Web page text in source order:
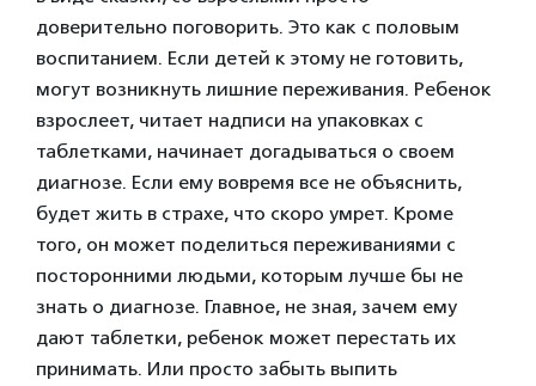
доверительно поговорить. Это как с половым
воспитанием. Если детей к этому не готовить,
могут возникнуть лишние переживания. Ребенок
взрослеет, читает надписи на упаковках с
таблетками, начинает догадываться о своем
диагнозе. Если ему вовремя все не объяснить,
будет жить в страхе, что скоро умрет. Кроме
того, он может поделиться переживаниями с
посторонними людьми, которым лучше бы не
знать о диагнозе. Главное, не зная, зачем ему
дают таблетки, ребенок может перестать их
принимать. Или просто забыть выпить